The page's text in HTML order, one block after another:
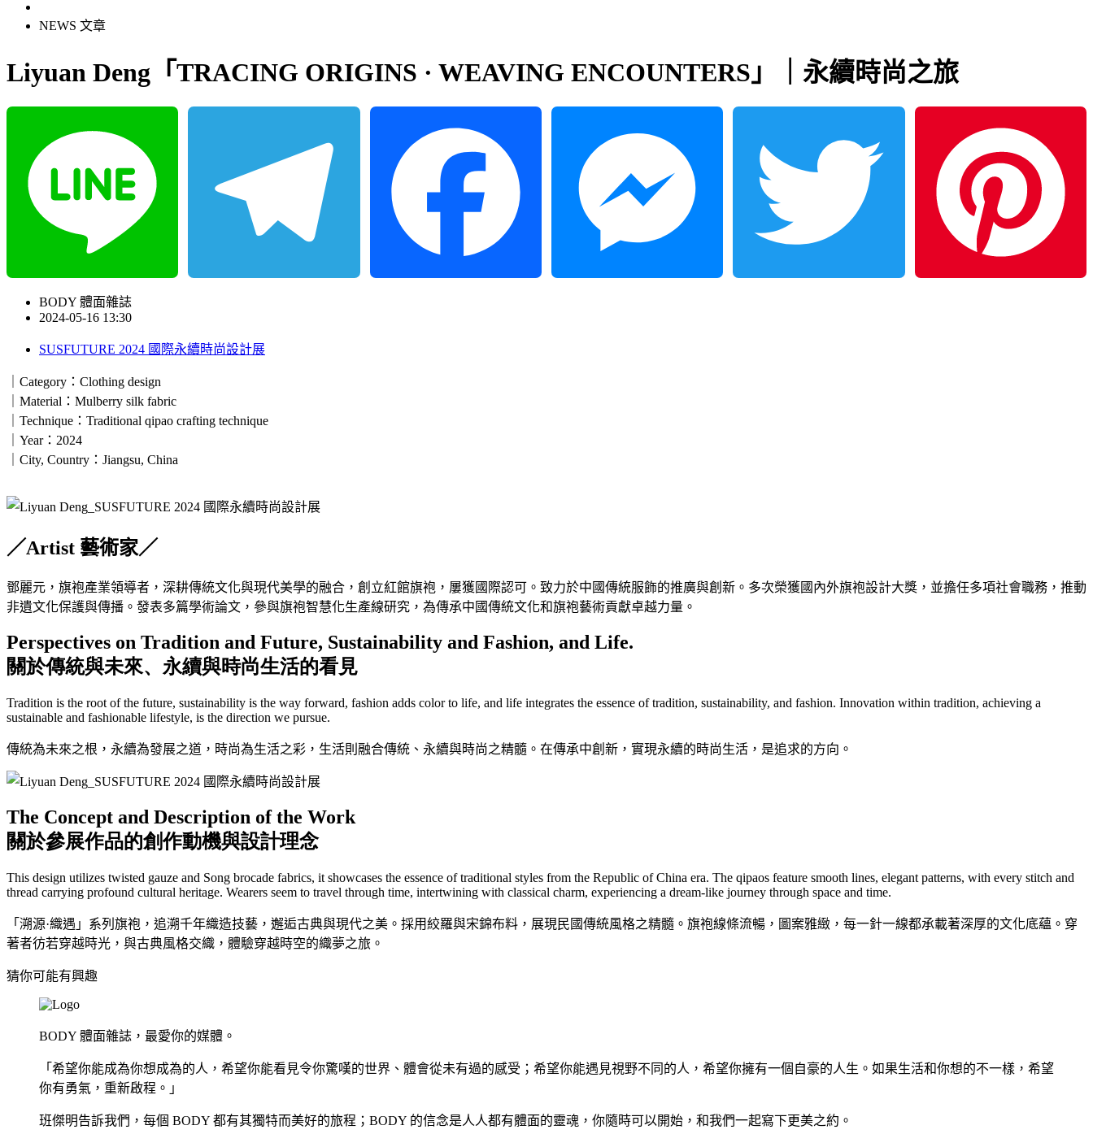
NEWS 文章
Liyuan Deng「TRACING ORIGINS · WEAVING ENCOUNTERS」｜永續時尚之旅
Line Telegram Facebook Messenger Twitter
Pinterest
BODY 體面雜誌
2024-05-16 13:30
SUSFUTURE 2024 國際永續時尚設計展
｜Category：Clothing design
｜Material：Mulberry silk fabric
｜Technique：Traditional qipao crafting technique
｜Year：2024
｜City, Country：Jiangsu, China
／Artist 藝術家／
鄧麗元，旗袍產業領導者，深耕傳統文化與現代美學的融合，創立紅館旗袍，屢獲國際認可。致力於中國傳統服飾的推廣與創新。多次榮獲國內外旗袍設計大獎，並擔任多項社會職務，推動
非遺文化保護與傳播。發表多篇學術論文，參與旗袍智慧化生產線研究，為傳承中國傳統文化和旗袍藝術貢獻卓越力量。
Perspectives on Tradition and Future, Sustainability and Fashion, and Life.
關於傳統與未來、永續與時尚生活的看見
Tradition is the root of the future, sustainability is the way forward, fashion adds color to life, and life integrates the essence of tradition, sustainability, and fashion. Innovation within tradition, achieving a
sustainable and fashionable lifestyle, is the direction we pursue.
傳統為未來之根，永續為發展之道，時尚為生活之彩，生活則融合傳統、永續與時尚之精髓。在傳承中創新，實現永續的時尚生活，是追求的方向。
The Concept and Description of the Work
關於參展作品的創作動機與設計理念
This design utilizes twisted gauze and Song brocade fabrics, it showcases the essence of traditional styles from the Republic of China era. The qipaos feature smooth lines, elegant patterns, with every stitch and
thread carrying profound cultural heritage. Wearers seem to travel through time, intertwining with classical charm, experiencing a dream-like journey through space and time.
「溯源·織遇」系列旗袍，追溯千年織造技藝，邂逅古典與現代之美。採用絞羅與宋錦布料，展現民國傳統風格之精髓。旗袍線條流暢，圖案雅緻，每一針一線都承載著深厚的文化底蘊。穿
著者彷若穿越時光，與古典風格交織，體驗穿越時空的織夢之旅。
猜你可能有興趣
BODY 體面雜誌，最愛你的媒體。
「希望你能成為你想成為的人，希望你能看見令你驚嘆的世界、體會從未有過的感受；希望你能遇見視野不同的人，希望你擁有一個自豪的人生。如果生活和你想的不一樣，希望
你有勇氣，重新啟程。」
班傑明告訴我們，每個 BODY 都有其獨特而美好的旅程；BODY 的信念是人人都有體面的靈魂，你隨時可以開始，和我們一起寫下更美之約。